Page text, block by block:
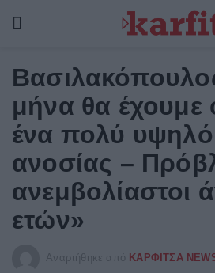
μήνα θα έχουμε
ένα πολύ υψηλό
ανοσίας –
ανεμβολίαστοι
ετών»
Αναρτήθηκε από ΚΑΡΦΙΤΣΑ